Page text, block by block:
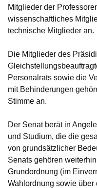
Mitglieder der
wissenschaftliches
technische Mitglieder an.
Die Mitglieder des
Personalrats sowie die
mit Behinderungen
Stimme an.
Der Senat berät in
und Studium, die die
von grundsätzlicher
Senats gehören
Grundordnung (im
Wahlordnung sowie